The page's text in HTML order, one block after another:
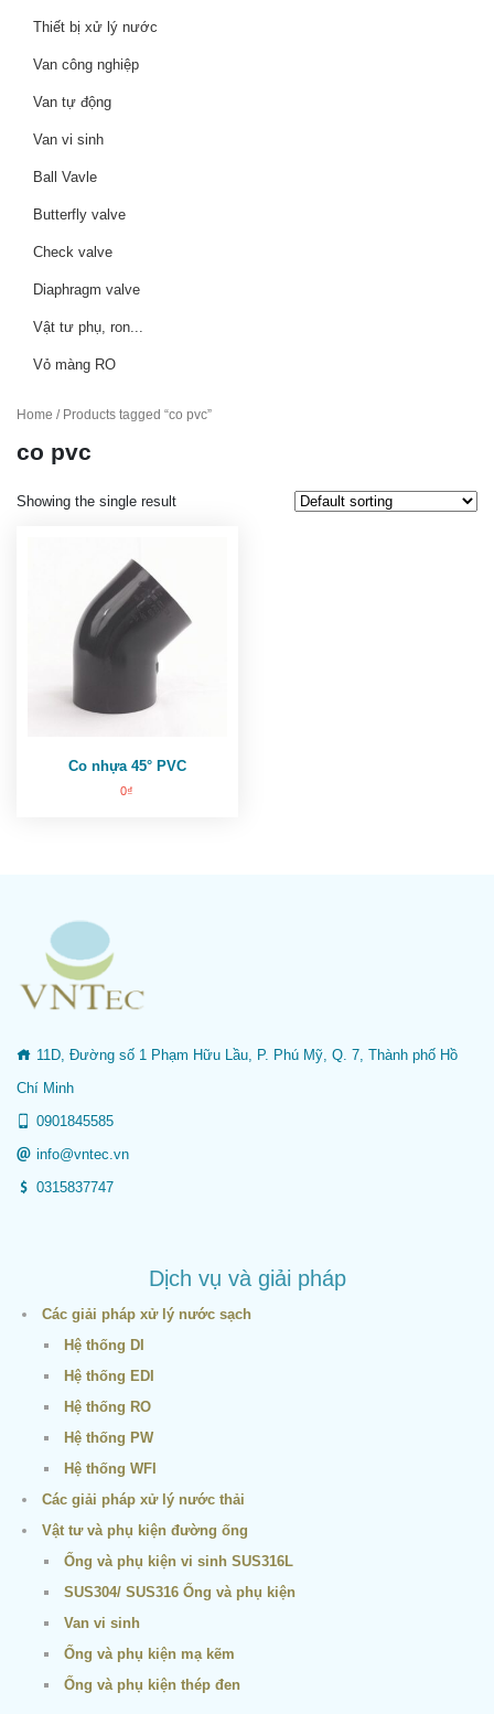
Thiết bị xử lý nước
Van công nghiệp
Van tự động
Van vi sinh
Ball Vavle
Butterfly valve
Check valve
Diaphragm valve
Vật tư phụ, ron...
Vỏ màng RO
Home / Products tagged “co pvc”
co pvc
Showing the single result
Co nhựa 45° PVC
0₫
11D, Đường số 1 Phạm Hữu Lầu, P. Phú Mỹ, Q. 7, Thành phố Hồ
Chí Minh
0901845585
info@vntec.vn
0315837747
Dịch vụ và giải pháp
Các giải pháp xử lý nước sạch
Hệ thống DI
Hệ thống EDI
Hệ thống RO
Hệ thống PW
Hệ thống WFI
Các giải pháp xử lý nước thải
Vật tư và phụ kiện đường ống
Ống và phụ kiện vi sinh SUS316L
SUS304/ SUS316 Ống và phụ kiện
Van vi sinh
Ống và phụ kiện mạ kẽm
Ống và phụ kiện thép đen